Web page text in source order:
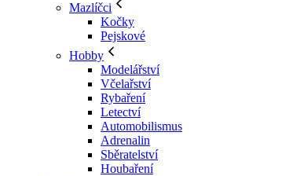
Mazlíčci
Kočky
Pejskové
Hobby
Modelářství
Včelařství
Rybaření
Letectví
Automobilismus
Adrenalin
Sběratelství
Houbaření